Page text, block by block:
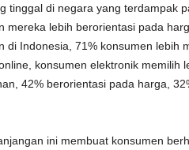
tinggal di negara yang terdampak
mereka lebih berorientasi pada
di Indonesia, 71% konsumen lebih
konsumen elektronik memilih
42% berorientasi pada harga,
ini membuat konsumen